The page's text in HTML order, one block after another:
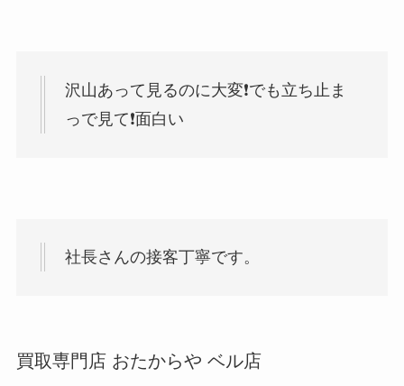
沢山あって見るのに大変❗でも立ち止ま
っで見て❗面白い
社長さんの接客丁寧です。
買取専門店 おたからや ベル店